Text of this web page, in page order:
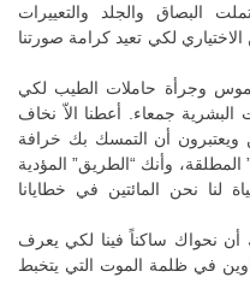
البصاق والجلد والتعييرات
لكي تعيد كرامة صورتنا
وجرأة حاملات الطيب لكي
جمعاء. أعطنا الاّ نخاف
أن التمسك بك خرافة
وأنك “الطريق” المؤدية
لنا نحن المائتين في خطايانا
أن نحواك ساكناً فينا لكي يعرف
في ظلمة الموت التي يتخبط